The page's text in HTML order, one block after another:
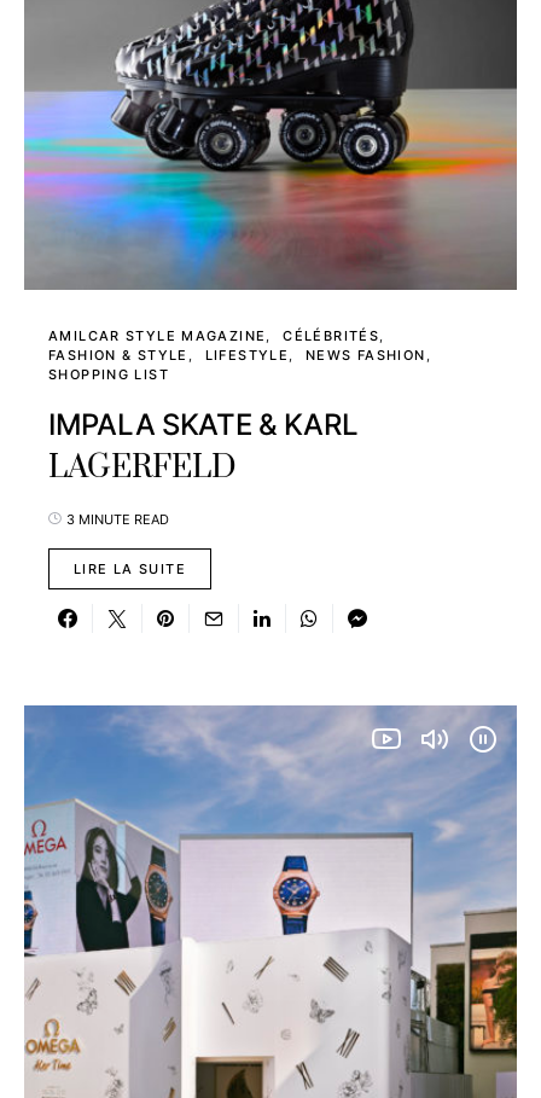
AMILCAR STYLE MAGAZINE
CÉLÉBRITÉS
FASHION & STYLE
LIFESTYLE
NEWS FASHION
SHOPPING LIST
IMPALA SKATE & KARL
LAGERFELD
3 MINUTE READ
LIRE LA SUITE